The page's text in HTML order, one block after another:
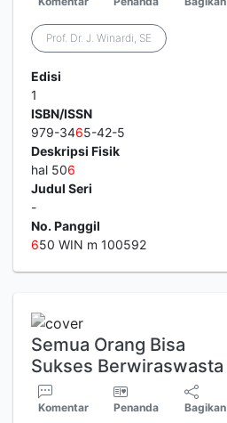
Prof. Dr. J. Winardi, SE
Edisi
1
ISBN/ISSN
979-3465-42-5
Deskripsi Fisik
hal 506
Judul Seri
-
No. Panggil
650 WIN m 100592
Semua Orang Bisa
Sukses Berwiraswasta
Komentar Penanda Bagikan